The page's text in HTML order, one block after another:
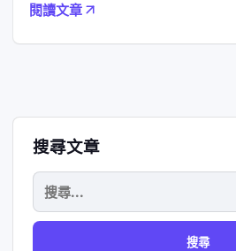
閱讀文章
搜尋文章
搜
尋
關